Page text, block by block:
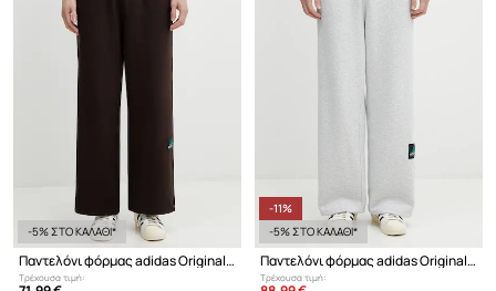
-5% ΣΤΟ ΚΑΛΑΘΙ*
Παντελόνι φόρμας adidas Originals Equipment Sweatpants
Τρέχουσα τιμή:
-11%
-5% ΣΤΟ ΚΑΛΑΘΙ*
Παντελόνι φόρμας adidas Originals Equipment Sweatpants
Τρέχουσα τιμή: